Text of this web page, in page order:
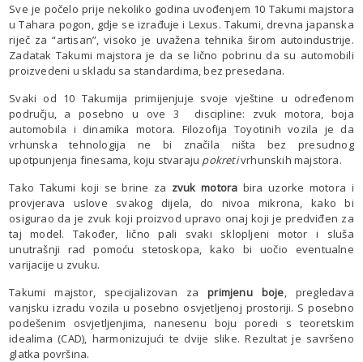
Sve je počelo prije nekoliko godina uvođenjem 10 Takumi majstora
u Tahara pogon, gdje se izrađuje i Lexus. Takumi, drevna japanska
riječ za “artisan”, visoko je uvažena tehnika širom autoindustrije.
Zadatak Takumi majstora je da se lično pobrinu da su automobili
proizvedeni u skladu sa standardima, bez presedana.
Svaki od 10 Takumija primijenjuje svoje vještine u određenom
području, a posebno u ove 3 discipline: zvuk motora, boja
automobila i dinamika motora. Filozofija Toyotinih vozila je da
vrhunska tehnologija ne bi značila ništa bez presudnog
upotpunjenja finesama, koju stvaraju pokretivrhunskih majstora.
Tako Takumi koji se brine za zvuk motora bira uzorke motora i
provjerava uslove svakog dijela, do nivoa mikrona, kako bi
osigurao da je zvuk koji proizvod upravo onaj koji je predviđen za
taj model. Također, lično pali svaki sklopljeni motor i sluša
unutrašnji rad pomoću stetoskopa, kako bi uočio eventualne
varijacije u zvuku.
Takumi majstor, specijalizovan zaprimjenu boje, pregledava
vanjsku izradu vozila u posebno osvjetljenoj prostoriji. S posebno
podešenim osvjetljenjima, nanesenu boju poredi s teoretskim
idealima (CAD), harmonizujući te dvije slike. Rezultat je savršeno
glatka površina.